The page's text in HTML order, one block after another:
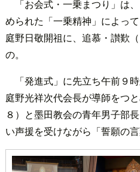
「お会式・一乗まつり」は
められた「一乗精神」によっ
庭野日敬開祖に、追慕・讃歎
の。
「発進式」に先立ち午前９
庭野光祥次代会長が導師をつ
８）と墨田教会の青年男子部
い声援を受けながら「誓願の言